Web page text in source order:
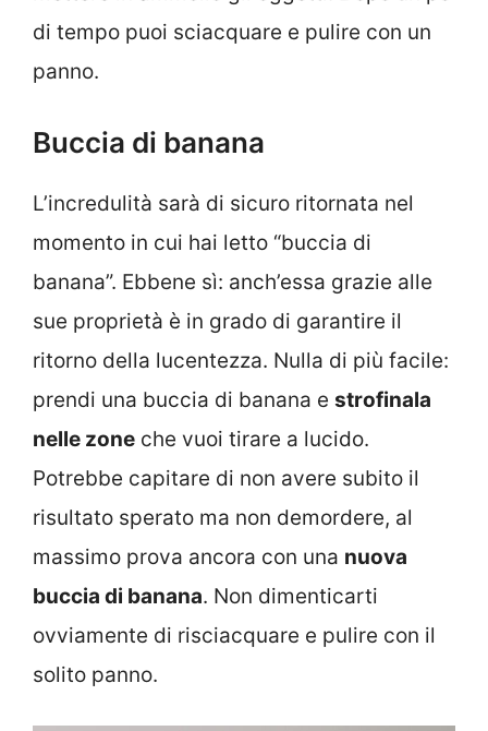
di tempo puoi sciacquare e pulire con un
panno.
Buccia di banana
L’incredulità sarà di sicuro ritornata nel
momento in cui hai letto “buccia di
banana”. Ebbene sì: anch’essa grazie alle
sue proprietà è in grado di garantire il
ritorno della lucentezza. Nulla di più facile:
prendi una buccia di banana e strofinala
nelle zone che vuoi tirare a lucido.
Potrebbe capitare di non avere subito il
risultato sperato ma non demordere, al
massimo prova ancora con una nuova
buccia di banana. Non dimenticarti
ovviamente di risciacquare e pulire con il
solito panno.